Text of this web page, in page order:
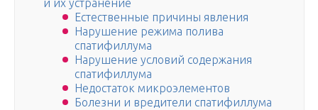
и их устранение
Естественные причины явления
Нарушение режима полива
спатифиллума
Нарушение условий содержания
спатифиллума
Недостаток микроэлементов
Болезни и вредители спатифиллума